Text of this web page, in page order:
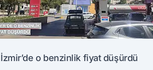
İzmir’de o benzinlik fiyat düşürdü